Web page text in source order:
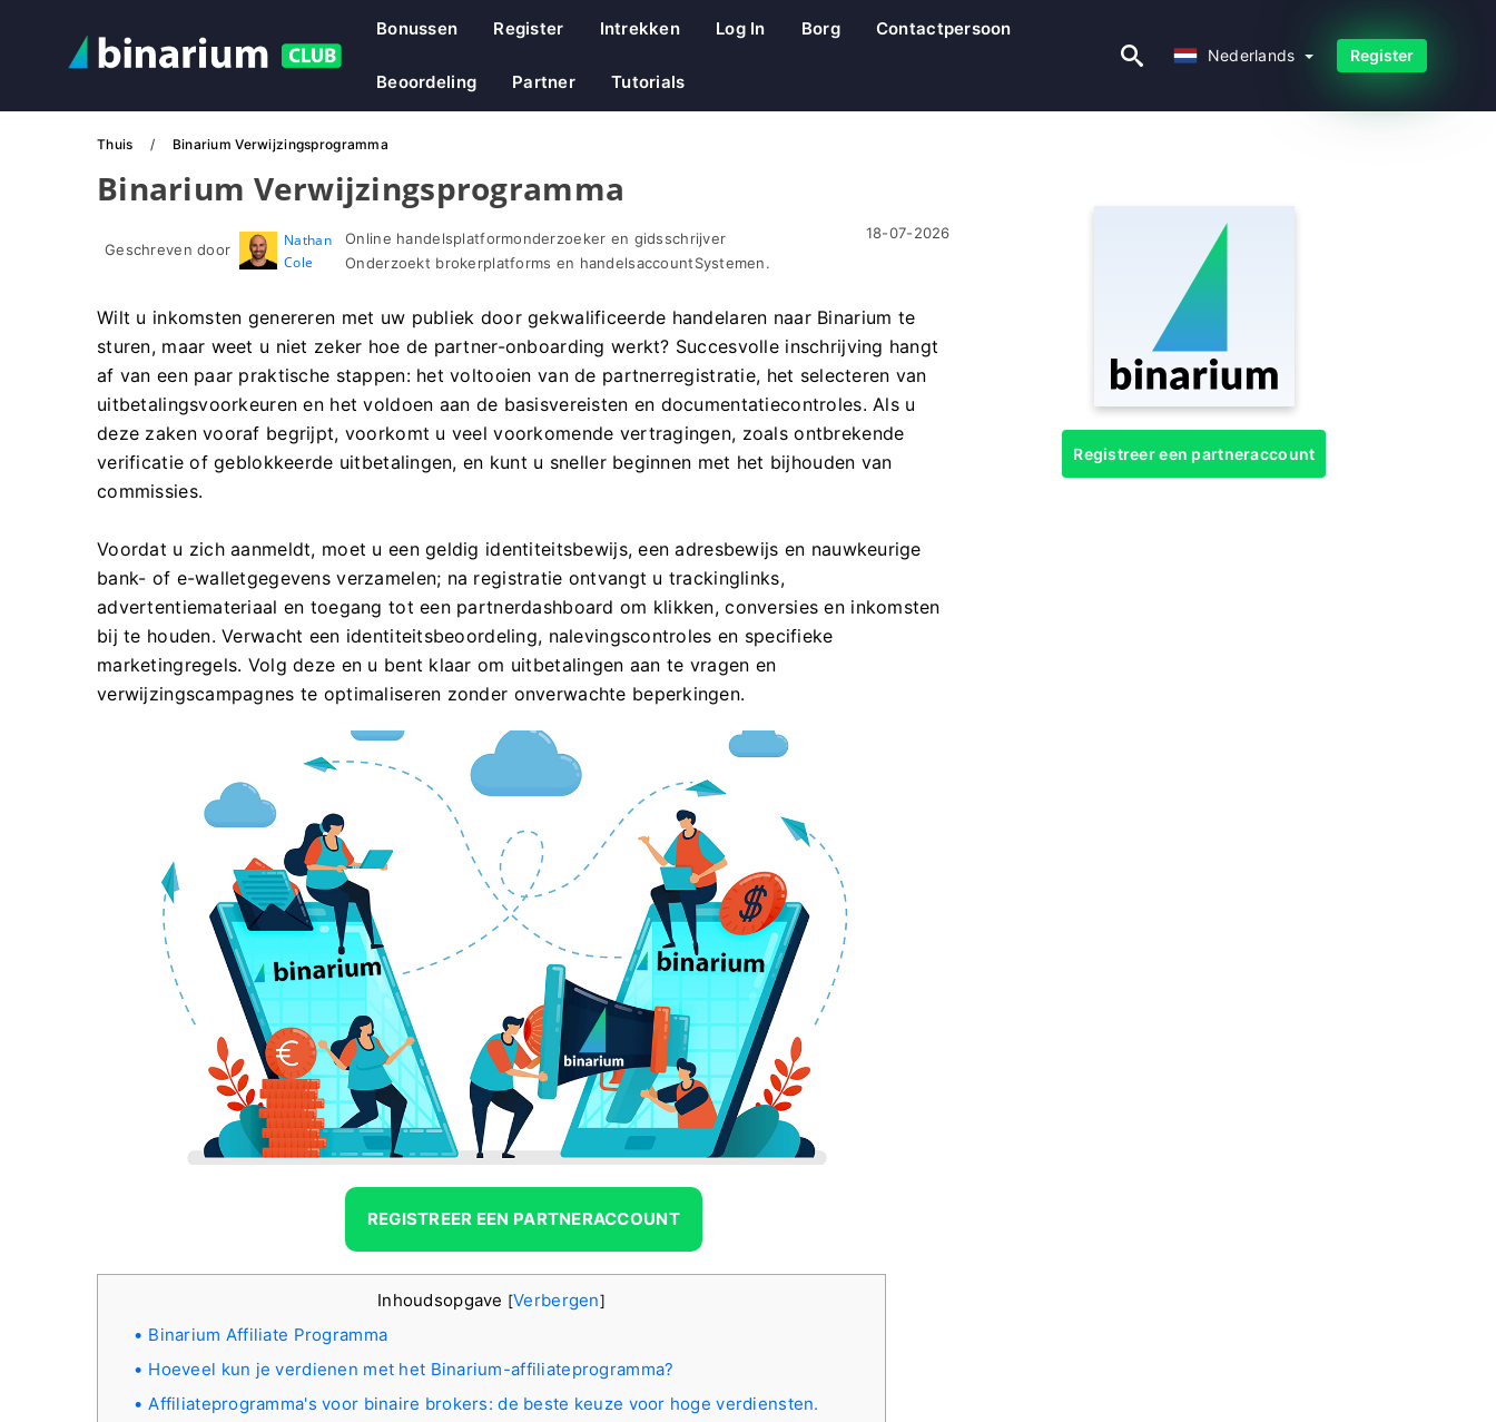
Bonussen Register Intrekken Log In Borg Contactpersoon
Beoordeling Partner Tutorials
Nederlands Register
Thuis Binarium Verwijzingsprogramma
Binarium Verwijzingsprogramma
Geschreven door
Nathan
Cole
Online handelsplatformonderzoeker en gidsschrijver
Onderzoekt brokerplatforms en handelsaccountSystemen.
18-07-2026
Wilt u inkomsten genereren met uw publiek door gekwalificeerde handelaren naar Binarium te
sturen, maar weet u niet zeker hoe de partner-onboarding werkt? Succesvolle inschrijving hangt
af van een paar praktische stappen: het voltooien van de partnerregistratie, het selecteren van
uitbetalingsvoorkeuren en het voldoen aan de basisvereisten en documentatiecontroles. Als u
deze zaken vooraf begrijpt, voorkomt u veel voorkomende vertragingen, zoals ontbrekende
verificatie of geblokkeerde uitbetalingen, en kunt u sneller beginnen met het bijhouden van
commissies.
Voordat u zich aanmeldt, moet u een geldig identiteitsbewijs, een adresbewijs en nauwkeurige
bank- of e-walletgegevens verzamelen; na registratie ontvangt u trackinglinks,
advertentiemateriaal en toegang tot een partnerdashboard om klikken, conversies en inkomsten
bij te houden. Verwacht een identiteitsbeoordeling, nalevingscontroles en specifieke
marketingregels. Volg deze en u bent klaar om uitbetalingen aan te vragen en
verwijzingscampagnes te optimaliseren zonder onverwachte beperkingen.
REGISTREER EEN PARTNERACCOUNT
Inhoudsopgave [Verbergen]
Binarium Affiliate Programma
Hoeveel kun je verdienen met het Binarium-affiliateprogramma?
Affiliateprogramma's voor binaire brokers: de beste keuze voor hoge verdiensten.
Registreer een partneraccount